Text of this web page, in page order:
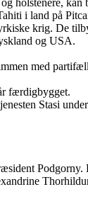
i land på
krig. De
og USA.
med
færdigbygget.
Stasi